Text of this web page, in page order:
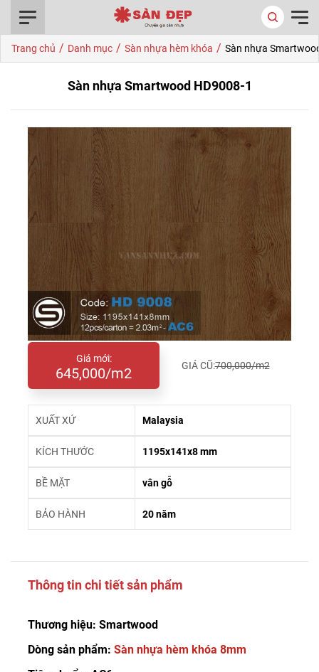
Trang chủ / Danh mục / Sàn nhựa hèm khóa / Sàn nhựa
Sàn nhựa Smartwood HD9008-1
Giá mới:
645,000/m2 GIÁ CŨ:700,000/m2
XUẤT XỨ Malaysia
KÍCH THƯỚC 1195x141x8 mm
BỀ MẶT vân gỗ
BẢO HÀNH 20 năm
Thông tin chi tiết sản phẩm
Thương hiệu: Smartwood
Dòng sản phẩm: Sàn nhựa hèm khóa 8mm